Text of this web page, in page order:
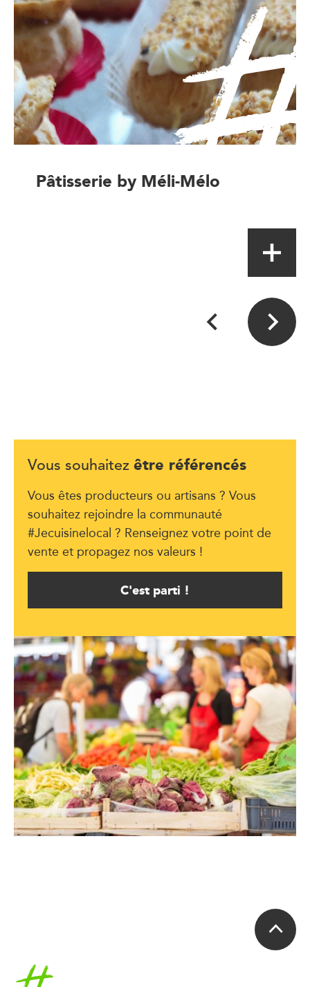
Pâtisserie by Méli-Mélo
Vous souhaitez être référencés
Vous êtes producteurs ou artisans ? Vous
souhaitez rejoindre la communauté
#Jecuisinelocal ? Renseignez votre point de
vente et propagez nos valeurs !
C'est parti !
Accueil